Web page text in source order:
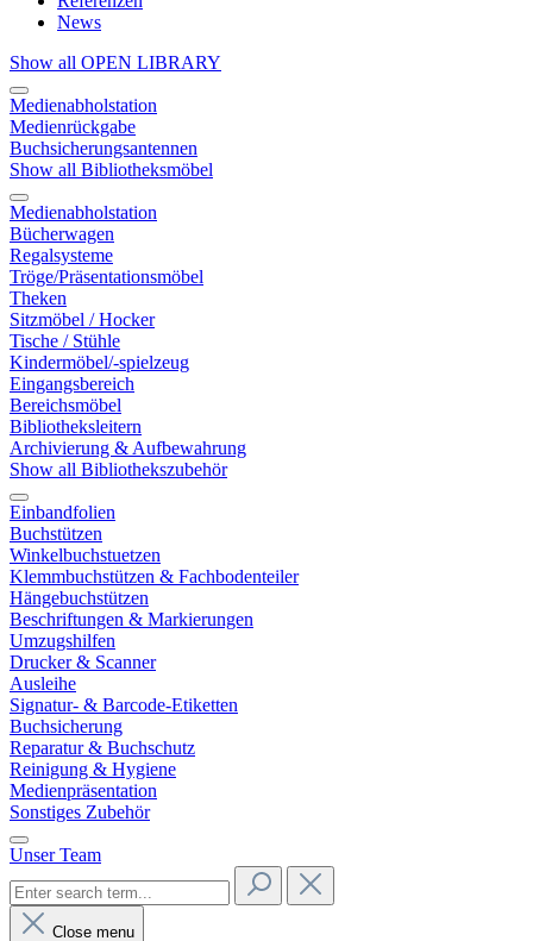
News
Show all OPEN LIBRARY
Medienabholstation
Medienrückgabe
Buchsicherungsantennen
Show all Bibliotheksmöbel
Medienabholstation
Bücherwagen
Regalsysteme
Tröge/Präsentationsmöbel
Theken
Sitzmöbel / Hocker
Tische / Stühle
Kindermöbel/-spielzeug
Eingangsbereich
Bereichsmöbel
Bibliotheksleitern
Archivierung & Aufbewahrung
Show all Bibliothekszubehör
Einbandfolien
Buchstützen
Winkelbuchstuetzen
Klemmbuchstützen & Fachbodenteiler
Hängebuchstützen
Beschriftungen & Markierungen
Umzugshilfen
Drucker & Scanner
Ausleihe
Signatur- & Barcode-Etiketten
Buchsicherung
Reparatur & Buchschutz
Reinigung & Hygiene
Medienpräsentation
Sonstiges Zubehör
Unser Team
Close menu